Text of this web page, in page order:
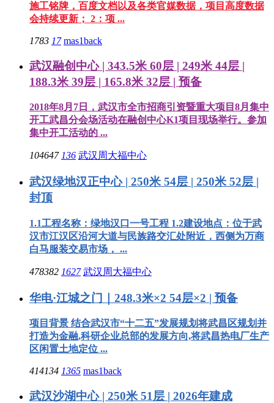
施工铭牌，百度文档以及各类官媒数据，项目高度数据
会持续更新； 2：项 ...
1783 17 mas1back
武汉融创中心 | 343.5米 60层 | 249米 44层 |
188.3米 39层 | 165.8米 32层 | 预备
2018年8月7日，武汉市全市招商引资暨重大项目8月集中
开工武昌分会场活动在融创中心K1项目现场举行。参加
集中开工活动的 ...
104647 136 武汉周大福中心
武汉绿地汉正中心 | 250米 54层 | 250米 52层 |
封顶
1.1工程名称：绿地汉口一号工程 1.2建设地点：位于武
汉市江汉区沿河大道与民族路交汇处附近，西侧为万商
白马服装交易市场， ...
478382 1627 武汉周大福中心
华电·江城之门｜248.3米×2 54层×2 | 预备
项目背景 结合武汉市“十二五”发展规划将武昌区规划并
打造为金融,科研企业总部的发展方向,将武昌热电厂生产
区闲置土地定位 ...
414134 1365 mas1back
武汉沙湖中心 | 250米 51层 | 2026年建成